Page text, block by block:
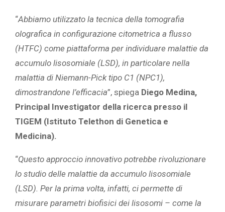
“Abbiamo utilizzato la tecnica della tomografia
olografica in configurazione citometrica a flusso
(HTFC) come piattaforma per individuare malattie da
accumulo lisosomiale (LSD), in particolare nella
malattia di Niemann-Pick tipo C1 (NPC1),
dimostrandone l’efficacia”, spiega Diego Medina,
Principal Investigator della ricerca presso il
TIGEM (Istituto Telethon di Genetica e
Medicina).
“Questo approccio innovativo potrebbe rivoluzionare
lo studio delle malattie da accumulo lisosomiale
(LSD). Per la prima volta, infatti, ci permette di
misurare parametri biofisici dei lisosomi – come la